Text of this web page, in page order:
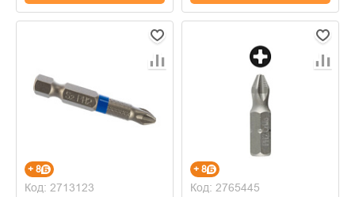
+ 8
Код: 2713123
+ 8
Код: 2765445